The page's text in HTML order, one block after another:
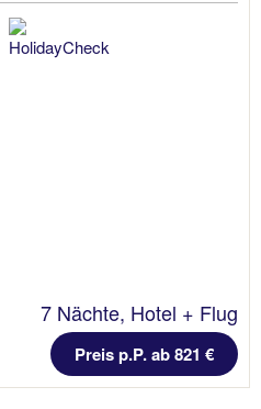
7 Nächte, Hotel + Flug
Preis p.P. ab 821 €